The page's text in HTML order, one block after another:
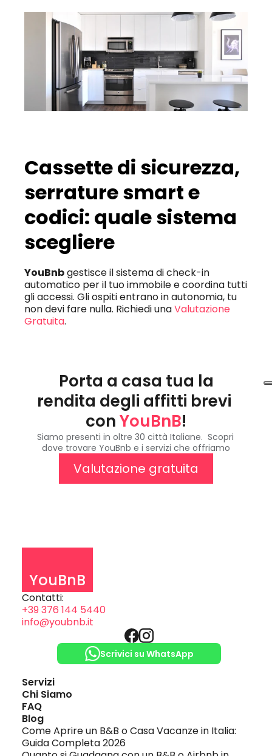
Cassette di sicurezza,
serrature smart e
codici: quale sistema
scegliere
YouBnb gestisce il sistema di check-in
automatico per il tuo immobile e coordina tutti
gli accessi. Gli ospiti entrano in autonomia, tu
non devi fare nulla. Richiedi una Valutazione
Gratuita.
Porta a casa tua la
rendita degli affitti brevi
con YouBnB!
Siamo presenti in oltre 30 città Italiane.  Scopri
dove trovare YouBnb e i servizi che offriamo
Valutazione gratuita
YouBnB
Contatti:
+39 376 144 5440
info@youbnb.it
Scrivici su WhatsApp
Servizi
Chi Siamo
FAQ
Blog
Come Aprire un B&B o Casa Vacanze in Italia:
Guida Completa 2026